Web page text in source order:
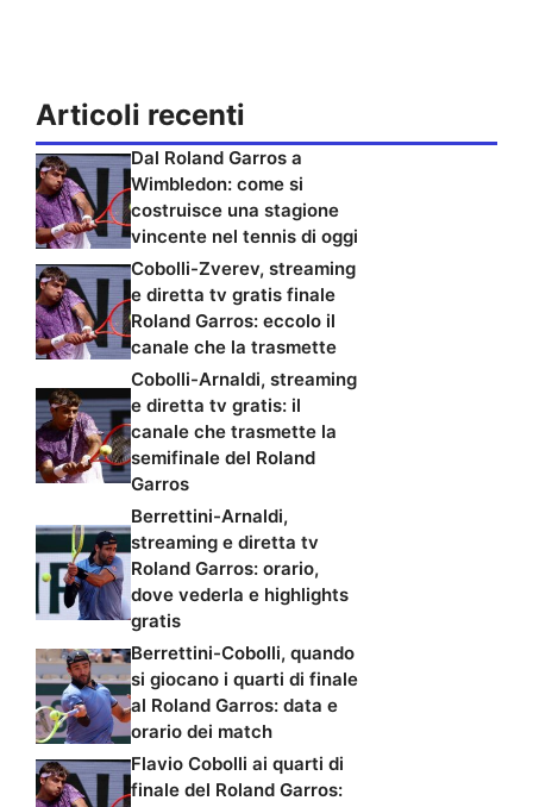
Articoli recenti
Dal Roland Garros a
Wimbledon: come si
costruisce una stagione
vincente nel tennis di oggi
Cobolli-Zverev, streaming
e diretta tv gratis finale
Roland Garros: eccolo il
canale che la trasmette
Cobolli-Arnaldi, streaming
e diretta tv gratis: il
canale che trasmette la
semifinale del Roland
Garros
Berrettini-Arnaldi,
streaming e diretta tv
Roland Garros: orario,
dove vederla e highlights
gratis
Berrettini-Cobolli, quando
si giocano i quarti di finale
al Roland Garros: data e
orario dei match
Flavio Cobolli ai quarti di
finale del Roland Garros: